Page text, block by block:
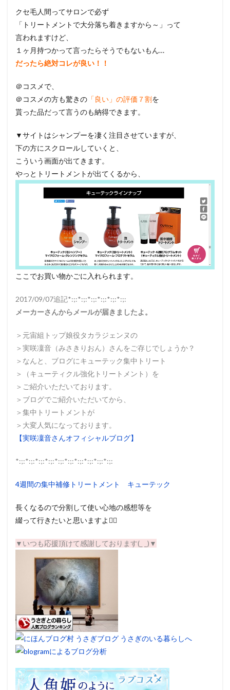
クセ毛人間ってサロンで必ず
「トリートメントで大分落ち着きますから～」って
言われますけど、
１ヶ月持つかって言ったらそうでもないもん…
だったら絶対コレが良い！！
＠コスメで、
＠コスメの方も驚きの 「良い」の評価７割を
貰った品だって言うのも納得できます。
▼サイトはシャンプーを凄く注目させていますが、
下の方にスクロールしていくと、
こういう画面が出てきます。
やっとトリートメントが出てくるから、
ここでお買い物かごに入れられます。
2017/09/07追記*:;:*:;:*:;:*:;:*:;:*:;:
メーカーさんからメールが届きましたよ。
＞元宙組トップ娘役タカラジェンヌの
＞実咲凜音（みさきりおん）さんをご存じでしょうか？
＞なんと、ブログにキューテック集中トリート
＞（キューティクル強化トリートメント）を
＞ご紹介いただいております。
＞ブログでご紹介いただいてから、
＞集中トリートメントが
＞大変人気になっております。
【実咲凜音さんオフィシャルブログ】
*:;:*:;:*:;:*:;:*:;:*:;:*:;:*:;:*:;:*:;:
4週間の集中補修トリートメント キューテック
長くなるので分割して使い心地の感想等を
綴って行きたいと思いますよ☝🏽
▼いつも応援頂けて感謝しております(_ _)▼